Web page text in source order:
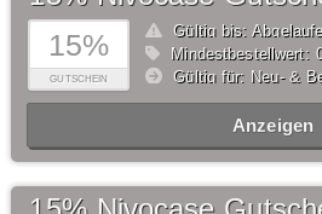
15%
GUTSCHEIN
Gültig bis:
Mindestbestellwert:
Gültig für: Neu- &
Anzeigen